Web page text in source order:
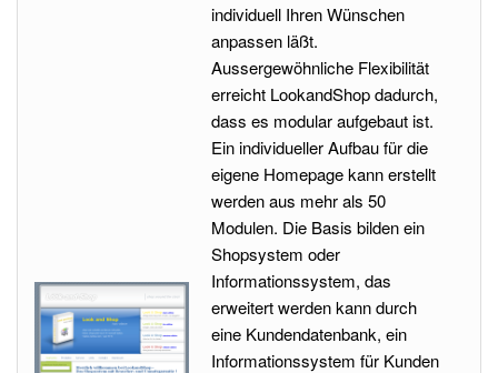
individuell Ihren Wünschen
anpassen läßt.
Aussergewöhnliche Flexibilität
erreicht LookandShop dadurch,
dass es modular aufgebaut ist.
Ein individueller Aufbau für die
eigene Homepage kann erstellt
werden aus mehr als 50
Modulen. Die Basis bilden ein
Shopsystem oder
Informationssystem, das
erweitert werden kann durch
eine Kundendatenbank, ein
Informationssystem für Kunden